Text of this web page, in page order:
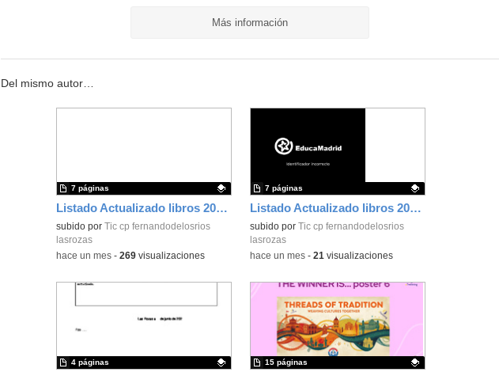
Más información
Del mismo autor…
Listado Actualizado libros 2026-2027_CEIP FDLR_Las Rozas
Contenido educativo.
subido por
Tic cp fernandodelosrios
lasrozas
7 páginas
-hace un mes- 269visualizaciones
Listado Actualizado libros 2026-2027_CEIP FDLR_Las Rozas
Contenido educativo.
subido por
Tic cp fernandodelosrios
lasrozas
7 páginas
-hace un mes- 21 visualizaciones
4 páginas 15 páginas